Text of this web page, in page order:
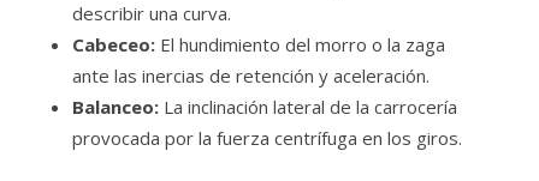
describir una curva.
Cabeceo:El hundimiento del morro o la zaga
ante las inercias de retención y aceleración.
Balanceo:La inclinación lateral de la carrocería
provocada por la fuerza centrífuga en los giros.